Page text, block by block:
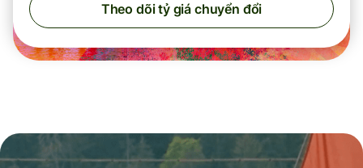
Theo dõi tỷ giá chuyển đổi